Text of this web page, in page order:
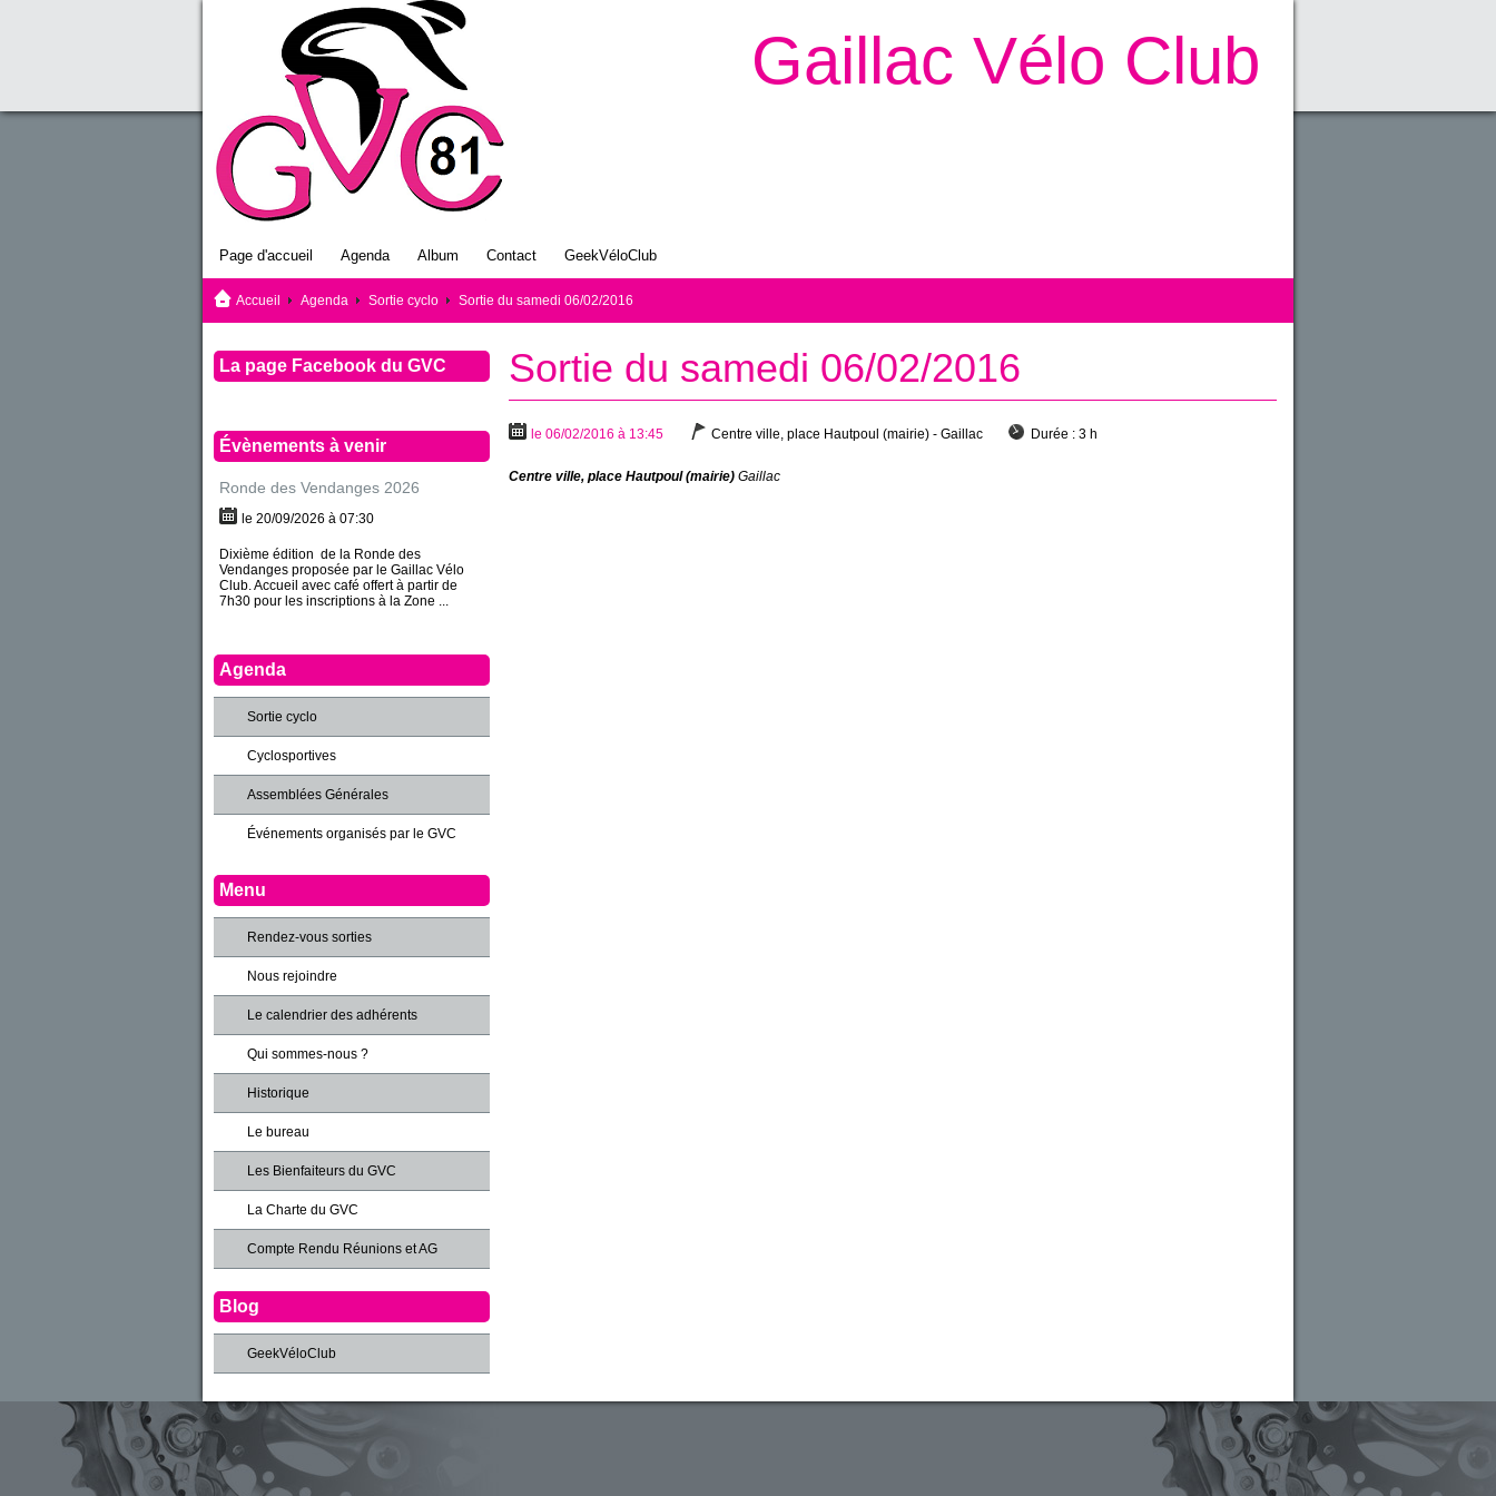
Gaillac Vélo Club
Page d'accueil Agenda Album Contact GeekVéloClub
Accueil Agenda Sortie cyclo Sortie du samedi 06/02/2016
Sortie du samedi 06/02/2016
le 06/02/2016 à 13:45 Centre ville, place Hautpoul (mairie) - Gaillac Durée : 3 h
Centre ville, place Hautpoul (mairie) Gaillac
La page Facebook du GVC
Évènements à venir
Ronde des Vendanges 2026
le 20/09/2026 à 07:30
Dixième édition de la Ronde des
Vendanges proposée par le Gaillac Vélo
Club. Accueil avec café offert à partir de
7h30 pour les inscriptions à la Zone ...
Agenda
Sortie cyclo
Cyclosportives
Assemblées Générales
Événements organisés par le GVC
Menu
Rendez-vous sorties
Nous rejoindre
Le calendrier des adhérents
Qui sommes-nous ?
Historique
Le bureau
Les Bienfaiteurs du GVC
La Charte du GVC
Compte Rendu Réunions et AG
Blog
GeekVéloClub